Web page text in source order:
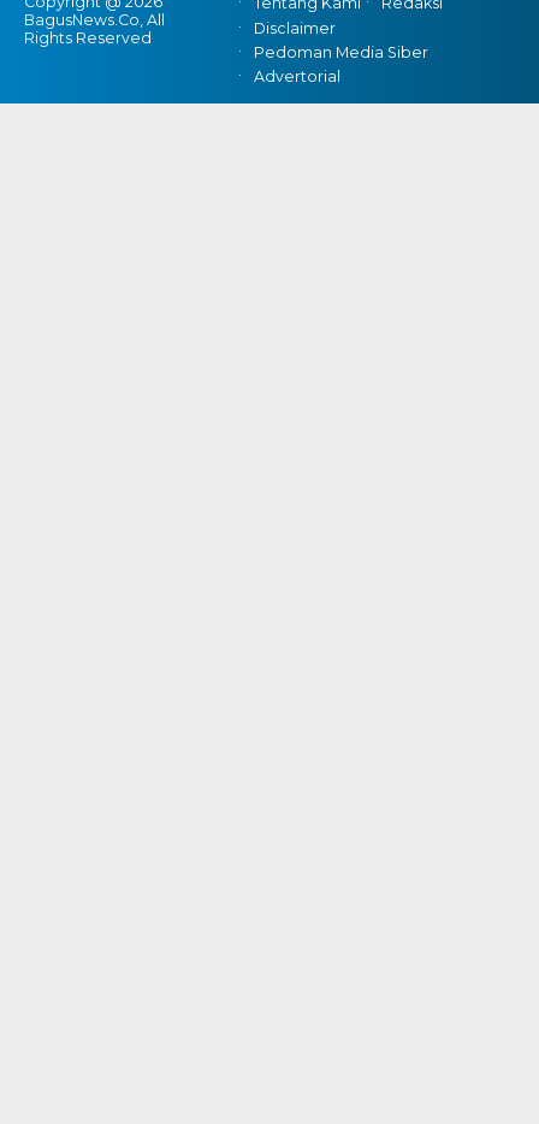
BagusNews.Co, All
Rights Reserved
Tentang Kami
Redaksi
Disclaimer
Pedoman Media Siber
Advertorial